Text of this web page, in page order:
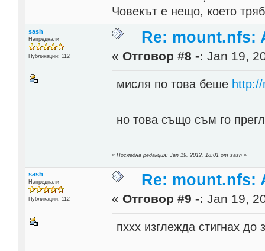
Човекът е нещо, което
sash
Напреднали
Публикации: 112
Re: mount.nfs:
« Отговор #8 -: Jan 19,
мисля по това беше
но това също съм го
«Последна редакция: Jan 19, 2012, 18:01 от sash »
sash
Напреднали
Публикации: 112
Re: mount.nfs:
« Отговор #9 -: Jan 19,
пххх изглежда стигнах